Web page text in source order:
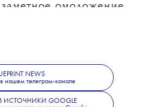
омоложение
получит
публике актер.
фильма станет
NEWS
нашем телеграм-канале
ИСТОЧНИКИ GOOGLE